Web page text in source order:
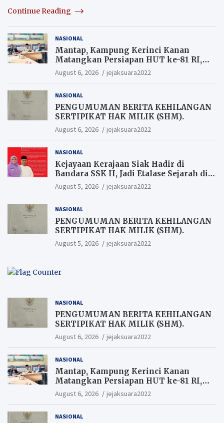
Continue Reading
NASIONAL
Mantap, Kampung Kerinci Kanan
Matangkan Persiapan HUT ke-81 RI,
Warga yang ikut Upacara
Berkesempatan Raih Hadiah
August 6, 2026 jejaksuara2022
NASIONAL
PENGUMUMAN BERITA KEHILANGAN
SERTIPIKAT HAK MILIK (SHM).
August 6, 2026 jejaksuara2022
NASIONAL
Kejayaan Kerajaan Siak Hadir di
Bandara SSK II, Jadi Etalase Sejarah di
Gerbang Riau
August 5, 2026 jejaksuara2022
NASIONAL
PENGUMUMAN BERITA KEHILANGAN
SERTIPIKAT HAK MILIK (SHM).
August 5, 2026 jejaksuara2022
NASIONAL
PENGUMUMAN BERITA KEHILANGAN
SERTIPIKAT HAK MILIK (SHM).
August 6, 2026 jejaksuara2022
NASIONAL
Mantap, Kampung Kerinci Kanan
Matangkan Persiapan HUT ke-81 RI,
Warga yang ikut Upacara
Berkesempatan Raih Hadiah
August 6, 2026 jejaksuara2022
NASIONAL